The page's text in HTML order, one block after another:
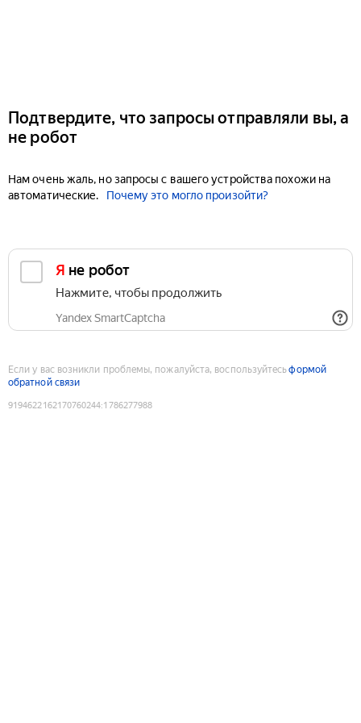
Подтвердите, что запросы отправляли вы, а
не робот
Нам очень жаль, но запросы с вашего устройства похожи на
автоматические.
Почему это могло произойти?
Я не робот
Нажмите, чтобы продолжить
Yandex SmartCaptcha
Если у вас возникли проблемы, пожалуйста, воспользуйтесьформой
обратной связи
9194622162170760244:1786277988